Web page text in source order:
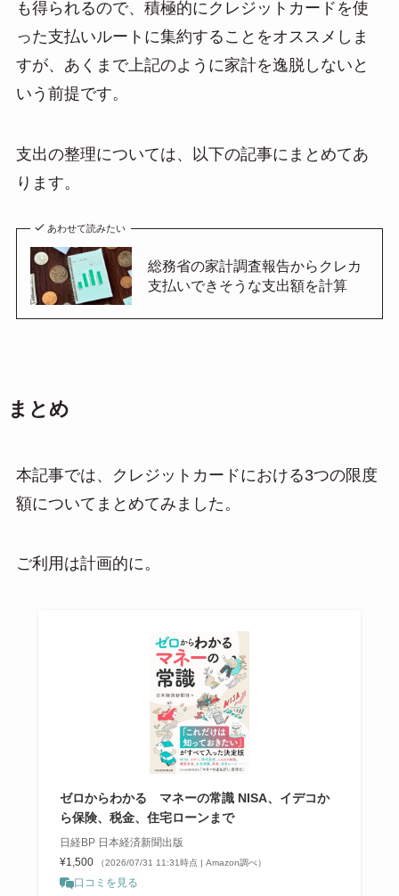
も得られるので、積極的にクレジットカードを使
った支払いルートに集約することをオススメしま
すが、あくまで上記のように家計を逸脱しないと
いう前提です。
支出の整理については、以下の記事にまとめてあ
ります。
あわせて読みたい
総務省の家計調査報告からクレカ
支払いできそうな支出額を計算
まとめ
本記事では、クレジットカードにおける3つの限度
額についてまとめてみました。
ご利用は計画的に。
ゼロからわかる マネーの常識 NISA、イデコか
ら保険、税金、住宅ローンまで
日経BP 日本経済新聞出版
¥1,500
（2026/07/31 11:31時点 | Amazon調べ）
口コミを見る